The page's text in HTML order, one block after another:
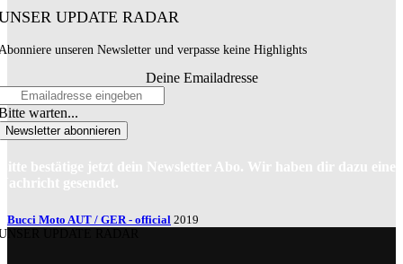
UPDATE RADAR
unseren Newsletter und verpasse keine Highlights
Deine Emailadresse
warten...
Newsletter abonnieren
bestätige jetzt dein Newsletter Abo. Wir haben dir dazu eine
gesendet.
Bucci Moto AUT / GER - official 2019
UPDATE RADAR